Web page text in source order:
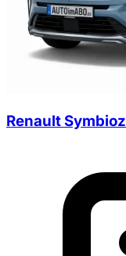
Renault Symbioz